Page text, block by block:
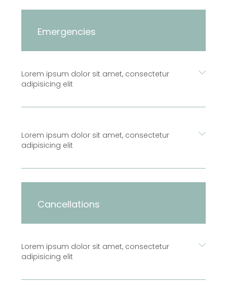
Emergencies
Lorem ipsum dolor sit amet, consectetur
adipisicing elit
Lorem ipsum dolor sit amet, consectetur
adipisicing elit
Cancellations
Lorem ipsum dolor sit amet, consectetur
adipisicing elit